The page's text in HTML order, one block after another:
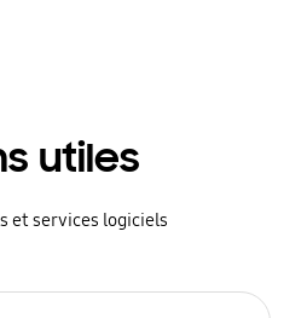
utiles
et services logiciels